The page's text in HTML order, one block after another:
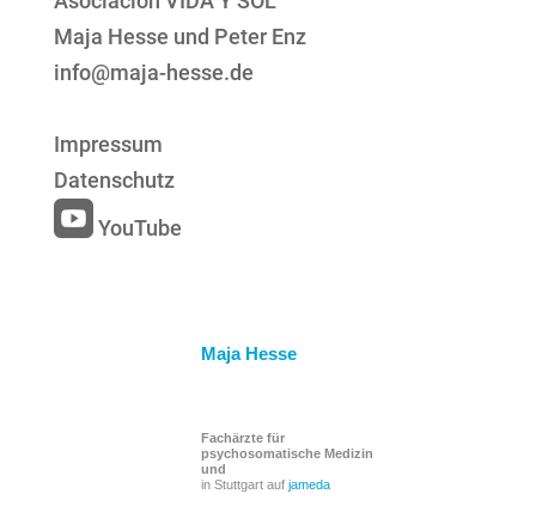
Maja Hesse und Peter Enz
info@maja-hesse.de
Impressum
Datenschutz
YouTube
Maja Hesse
Fachärzte für
psychosomatische Medizin
und
in Stuttgart auf jameda